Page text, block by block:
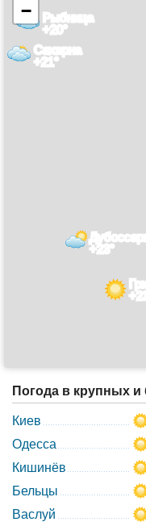
Рыбница
+20°
+23°
Сахарна
+21°
−
Погода в крупных
Киев
Одесса
Кишинёв
Бельцы
Васлуй